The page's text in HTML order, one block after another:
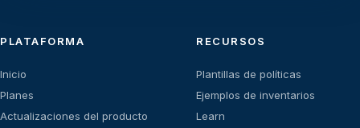
PLATAFORMA
Inicio
Planes
Actualizaciones del producto
RECURSOS
Plantillas de políticas
Ejemplos de inventarios
Learn